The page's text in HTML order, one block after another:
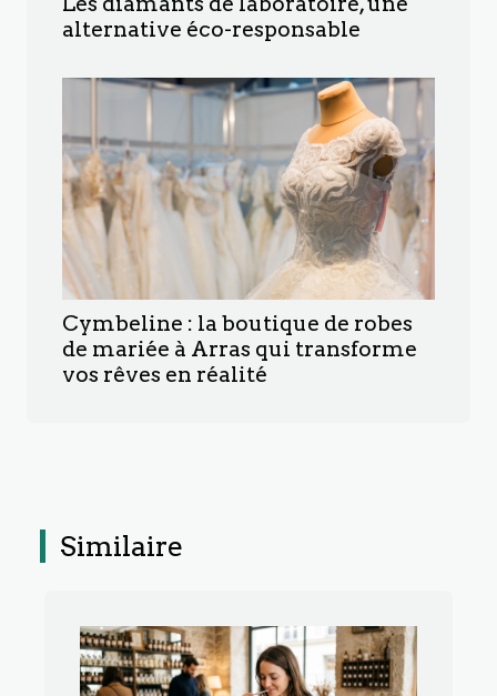
alternative éco-responsable
Cymbeline : la boutique de robes
de mariée à Arras qui transforme
vos rêves en réalité
Similaire